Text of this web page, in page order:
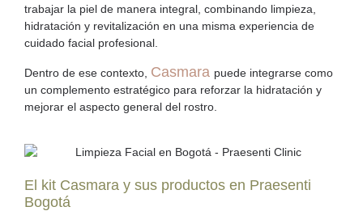
trabajar la piel de manera integral, combinando limpieza,
hidratación y revitalización en una misma experiencia de
cuidado facial profesional.
Dentro de ese contexto, Casmara puede integrarse como
un complemento estratégico para reforzar la hidratación y
mejorar el aspecto general del rostro.
El kit Casmara y sus productos en Praesenti
Bogotá